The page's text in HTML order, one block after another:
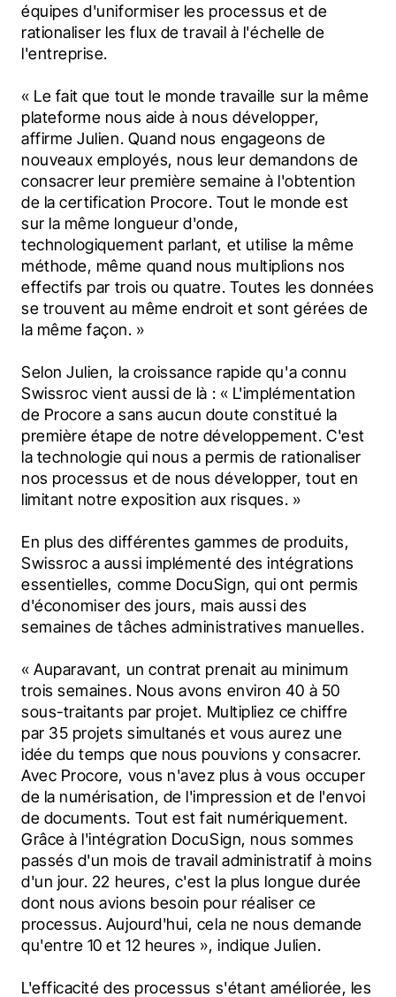
équipes d'uniformiser les processus et de
rationaliser les flux de travail à l'échelle de
l'entreprise.
« Le fait que tout le monde travaille sur la même
plateforme nous aide à nous développer,
affirme Julien. Quand nous engageons de
nouveaux employés, nous leur demandons de
consacrer leur première semaine à l'obtention
de la certification Procore. Tout le monde est
sur la même longueur d'onde,
technologiquement parlant, et utilise la même
méthode, même quand nous multiplions nos
effectifs par trois ou quatre. Toutes les données
se trouvent au même endroit et sont gérées de
la même façon. »
Selon Julien, la croissance rapide qu'a connu
Swissroc vient aussi de là : « L'implémentation
de Procore a sans aucun doute constitué la
première étape de notre développement. C'est
la technologie qui nous a permis de rationaliser
nos processus et de nous développer, tout en
limitant notre exposition aux risques. »
En plus des différentes gammes de produits,
Swissroc a aussi implémenté des intégrations
essentielles, comme DocuSign, qui ont permis
d'économiser des jours, mais aussi des
semaines de tâches administratives manuelles.
« Auparavant, un contrat prenait au minimum
trois semaines. Nous avons environ 40 à 50
sous-traitants par projet. Multipliez ce chiffre
par 35 projets simultanés et vous aurez une
idée du temps que nous pouvions y consacrer.
Avec Procore, vous n'avez plus à vous occuper
de la numérisation, de l'impression et de l'envoi
de documents. Tout est fait numériquement.
Grâce à l'intégration DocuSign, nous sommes
passés d'un mois de travail administratif à moins
d'un jour. 22 heures, c'est la plus longue durée
dont nous avions besoin pour réaliser ce
processus. Aujourd'hui, cela ne nous demande
qu'entre 10 et 12 heures », indique Julien.
L'efficacité des processus s'étant améliorée, les